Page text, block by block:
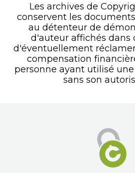
Les archives de
conservent les
au détenteur de
d'auteur affichés dans
d'éventuellement
compensation
personne ayant utilisé
sans son